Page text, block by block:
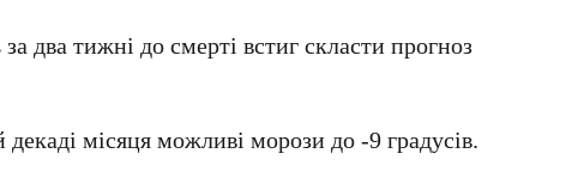
два тижні до смерті встиг скласти прогноз
декаді місяця можливі морози до -9 градусів.